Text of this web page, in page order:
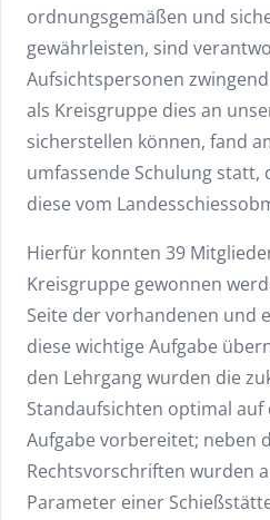
ordnungsgemäßen und
gewährleisten, sind
Aufsichtspersonen
als Kreisgruppe dies an
sicherstellen können, fand
umfassende Schulung
diese vom
Hierfür konnten 39
Kreisgruppe gewonnen
Seite der vorhandenen und
diese wichtige Aufgabe
den Lehrgang wurden die
Standaufsichten optimal
Aufgabe vorbereitet; neben
Rechtsvorschriften wurden
Parameter einer